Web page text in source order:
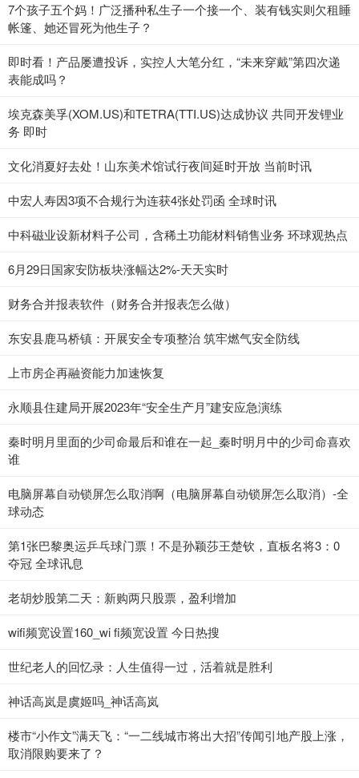
7个孩子五个妈！广泛播种私生子一个接一个、装有钱实则欠租睡
帐篷、她还冒死为他生子？
即时看！产品屡遭投诉，实控人大笔分红，“未来穿戴”第四次递
表能成吗？
埃克森美孚(XOM.US)和TETRA(TTI.US)达成协议 共同开发锂业
务 即时
文化消夏好去处！山东美术馆试行夜间延时开放 当前时讯
中宏人寿因3项不合规行为连获4张处罚函 全球时讯
中科磁业设新材料子公司，含稀土功能材料销售业务 环球观热点
6月29日国家安防板块涨幅达2%-天天实时
财务合并报表软件（财务合并报表怎么做）
东安县鹿马桥镇：开展安全专项整治 筑牢燃气安全防线
上市房企再融资能力加速恢复
永顺县住建局开展2023年“安全生产月”建安应急演练
秦时明月里面的少司命最后和谁在一起_秦时明月中的少司命喜欢
谁
电脑屏幕自动锁屏怎么取消啊（电脑屏幕自动锁屏怎么取消）-全
球动态
第1张巴黎奥运乒乓球门票！不是孙颖莎王楚钦，直板名将3：0
夺冠 全球讯息
老胡炒股第二天：新购两只股票，盈利增加
wifi频宽设置160_wi fi频宽设置 今日热搜
世纪老人的回忆录：人生值得一过，活着就是胜利
神话高岚是虞姬吗_神话高岚
楼市“小作文”满天飞：“一二线城市将出大招”传闻引地产股上涨，
取消限购要来了？